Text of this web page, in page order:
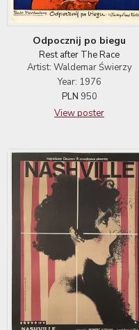
Odpocznij po biegu
Rest after The Race
Artist: Waldemar Świerzy
Year: 1976
PLN 950
View poster